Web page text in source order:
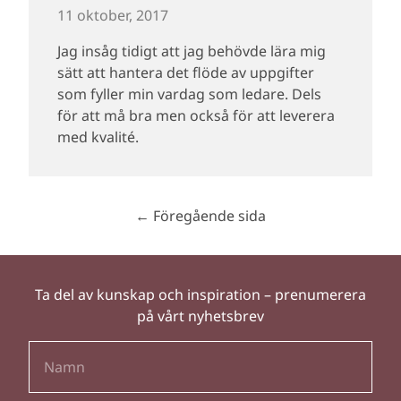
11 oktober, 2017
Jag insåg tidigt att jag behövde lära mig
sätt att hantera det flöde av uppgifter
som fyller min vardag som ledare. Dels
för att må bra men också för att leverera
med kvalité.
← Föregående sida
Ta del av kunskap och inspiration – prenumerera
på vårt nyhetsbrev